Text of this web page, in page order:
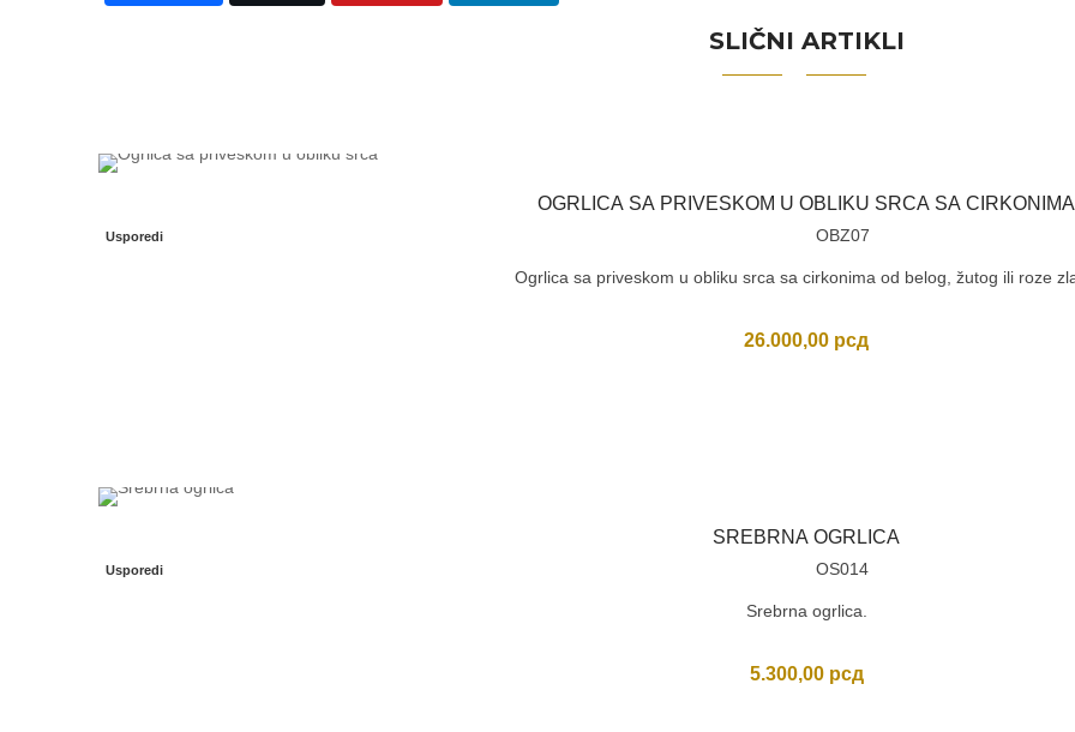
SLIČNI ARTIKLI
OGRLICA SA PRIVESKOM U OBLIKU SRCA SA CIRKONIMA
Usporedi OBZ07
Ogrlica sa priveskom u obliku srca sa cirkonima od belog, žutog ili roze
26.000,00 рсд
SREBRNA OGRLICA
Usporedi OS014
Srebrna ogrlica.
5.300,00 рсд